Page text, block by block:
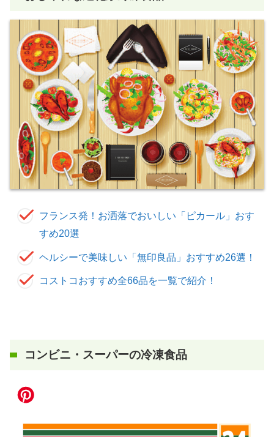
フランス発！お洒落でおいしい「ピカール」おす
すめ20選
ヘルシーで美味しい「無印良品」おすすめ26選！
コストコおすすめ全66品を一覧で紹介！
コンビニ・スーパーの冷凍食品